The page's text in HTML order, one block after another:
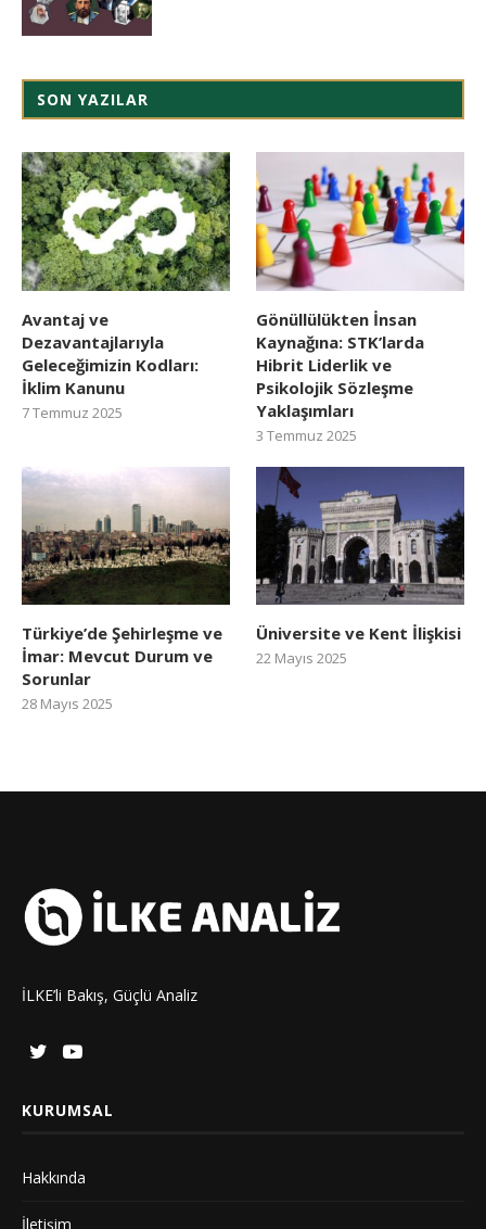
SON YAZILAR
Avantaj ve
Dezavantajlarıyla
Geleceğimizin Kodları:
İklim Kanunu
7 Temmuz 2025
Gönüllülükten İnsan
Kaynağına: STK’larda
Hibrit Liderlik ve
Psikolojik Sözleşme
Yaklaşımları
3 Temmuz 2025
Türkiye’de Şehirleşme ve
İmar: Mevcut Durum ve
Sorunlar
28 Mayıs 2025
Üniversite ve Kent İlişkisi
22 Mayıs 2025
İLKE’li Bakış, Güçlü Analiz
KURUMSAL
Hakkında
İletişim